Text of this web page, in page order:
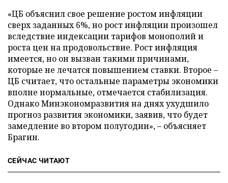
«ЦБ объяснил свое решение ростом инфляции
сверх заданных 6%, но рост инфляции произошел
вследствие индексации тарифов монополий и
роста цен на продовольствие. Рост инфляция
имеется, но он вызван такими причинами,
которые не лечатся повышением ставки. Второе –
ЦБ считает, что остальные параметры экономики
вполне нормальные, отмечается стабилизация.
Однако Минэкономразвития на днях ухудшило
прогноз развития экономики, заявив, что будет
замедление во втором полугодии», – объясняет
Брагин.
СЕЙЧАС ЧИТАЮТ